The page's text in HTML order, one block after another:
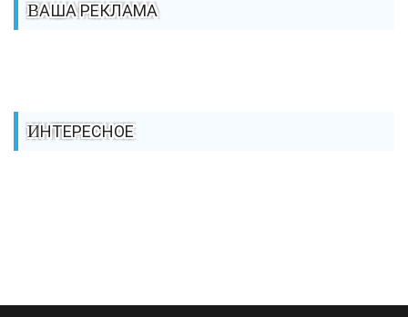
ВАША РЕКЛАМА
ИНТЕРЕСНОЕ